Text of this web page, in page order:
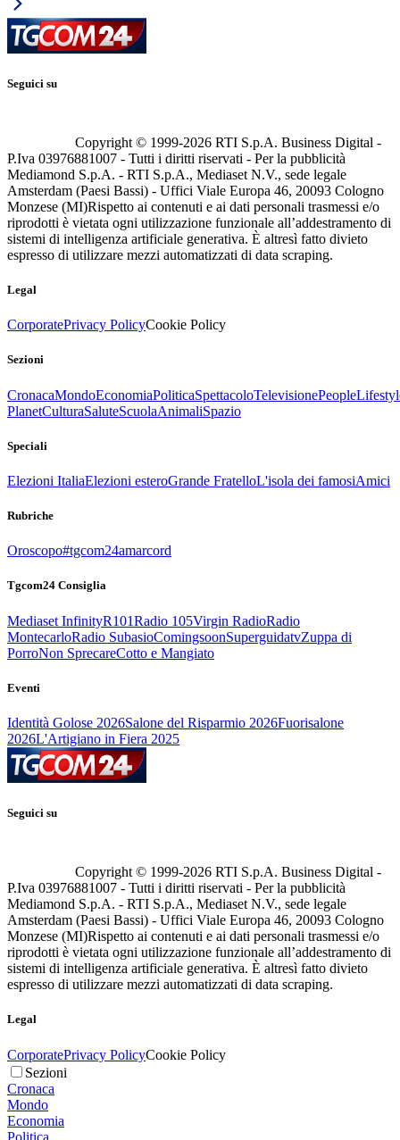
Seguici su
Copyright © 1999-2026 RTI S.p.A. Business Digital -
P.Iva 03976881007 - Tutti i diritti riservati - Per la pubblicità
Mediamond S.p.A. - RTI S.p.A., Mediaset N.V., sede legale
Amsterdam (Paesi Bassi) - Uffici Viale Europa 46, 20093 Cologno
Monzese (MI)Rispetto ai contenuti e ai dati personali trasmessi e/o
riprodotti è vietata ogni utilizzazione funzionale all’addestramento di
sistemi di intelligenza artificiale generativa. È altresì fatto divieto
espresso di utilizzare mezzi automatizzati di data scraping.
Legal
CorporatePrivacy PolicyCookie Policy
Sezioni
CronacaMondoEconomiaPoliticaSpettacoloTelevisionePeople
PlanetCulturaSaluteScuolaAnimaliSpazio
Speciali
Elezioni ItaliaElezioni esteroGrande FratelloL'isola dei famosiAmici
Rubriche
Oroscopo#tgcom24amarcord
Tgcom24 Consiglia
Mediaset InfinityR101Radio 105Virgin RadioRadio
MontecarloRadio SubasioComingsoonSuperguidatvZuppa di
PorroNon SprecareCotto e Mangiato
Eventi
Identità Golose 2026Salone del Risparmio 2026Fuorisalone
2026L'Artigiano in Fiera 2025
Seguici su
Copyright © 1999-2026 RTI S.p.A. Business Digital -
P.Iva 03976881007 - Tutti i diritti riservati - Per la pubblicità
Mediamond S.p.A. - RTI S.p.A., Mediaset N.V., sede legale
Amsterdam (Paesi Bassi) - Uffici Viale Europa 46, 20093 Cologno
Monzese (MI)Rispetto ai contenuti e ai dati personali trasmessi e/o
riprodotti è vietata ogni utilizzazione funzionale all’addestramento di
sistemi di intelligenza artificiale generativa. È altresì fatto divieto
espresso di utilizzare mezzi automatizzati di data scraping.
Legal
CorporatePrivacy PolicyCookie Policy
Sezioni
Cronaca
Mondo
Economia
Politica